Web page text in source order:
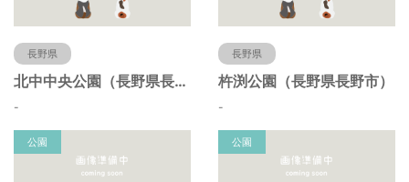
長野県
北中中央公園（長野県長野市）
-
長野県
杵渕公園（長野県長野市）
-
公園 公園